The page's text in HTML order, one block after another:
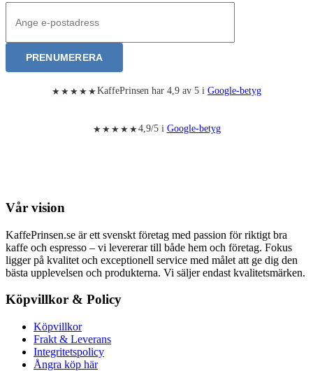
PRENUMERERA
★★★★★KaffePrinsen har 4,9 av 5 i Google-betyg
★★★★★4,9/5 i Google-betyg
Vår vision
KaffePrinsen.se är ett svenskt företag med passion för riktigt bra
kaffe och espresso – vi levererar till både hem och företag. Fokus
ligger på kvalitet och exceptionell service med målet att ge dig den
bästa upplevelsen och produkterna. Vi säljer endast kvalitetsmärken.
Köpvillkor & Policy
Köpvillkor
Frakt & Leverans
Integritetspolicy
Ångra köp här